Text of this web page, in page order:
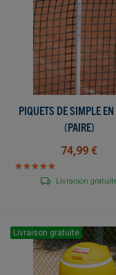
PIQUETS DE SIMPLE EN
(PAIRE)
74,99 €
★★★★★
★★★★★
Livraison
Livraison gratuite